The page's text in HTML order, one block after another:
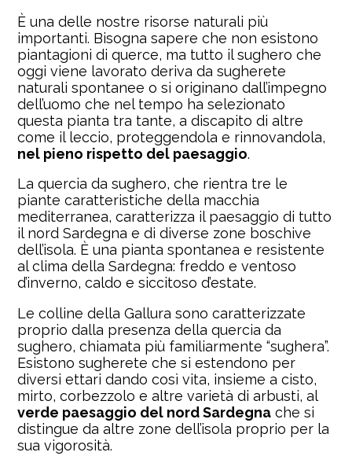
È una delle nostre risorse naturali più
importanti. Bisogna sapere che non esistono
piantagioni di querce, ma tutto il sughero che
oggi viene lavorato deriva da sugherete
naturali spontanee o si originano dall’impegno
dell’uomo che nel tempo ha selezionato
questa pianta tra tante, a discapito di altre
come il leccio, proteggendola e rinnovandola,
nel pieno rispetto del paesaggio.
La quercia da sughero, che rientra tre le
piante caratteristiche della macchia
mediterranea, caratterizza il paesaggio di tutto
il nord Sardegna e di diverse zone boschive
dell’isola. È una pianta spontanea e resistente
al clima della Sardegna: freddo e ventoso
d’inverno, caldo e siccitoso d’estate.
Le colline della Gallura sono caratterizzate
proprio dalla presenza della quercia da
sughero, chiamata più familiarmente “sughera”.
Esistono sugherete che si estendono per
diversi ettari dando così vita, insieme a cisto,
mirto, corbezzolo e altre varietà di arbusti, al
verde paesaggio del nord Sardegna che si
distingue da altre zone dell’isola proprio per la
sua vigorosità.